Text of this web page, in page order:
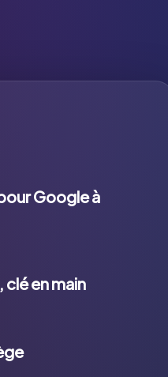
Google à
en main